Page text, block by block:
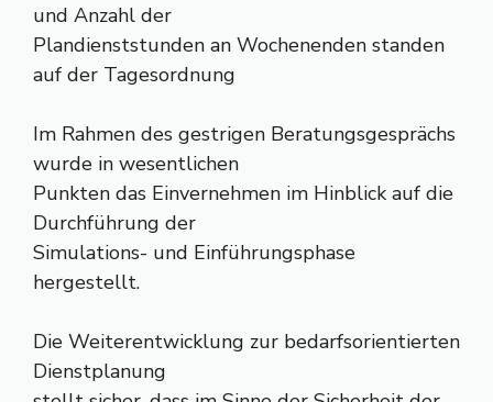
und Anzahl der
Plandienststunden an Wochenenden standen
auf der Tagesordnung
Im Rahmen des gestrigen Beratungsgesprächs
wurde in wesentlichen
Punkten das Einvernehmen im Hinblick auf die
Durchführung der
Simulations- und Einführungsphase
hergestellt.
Die Weiterentwicklung zur bedarfsorientierten
Dienstplanung